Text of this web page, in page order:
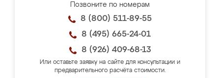
Позвоните по номерам
8 (800) 511-89-55
8 (495) 665-24-01
8 (926) 409-68-13
Или оставьте заявку на сайте для консультации и
предварительного расчёта стоимости.